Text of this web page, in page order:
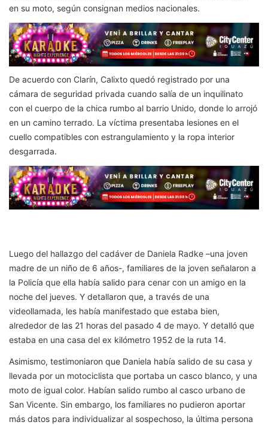
en su moto, según consignan medios nacionales.
De acuerdo con Clarín, Calixto quedó registrado por una
cámara de seguridad privada cuando salía de un inquilinato
con el cuerpo de la chica rumbo al barrio Unido, donde lo arrojó
en un camino terrado. La víctima presentaba lesiones en el
cuello compatibles con estrangulamiento y la ropa interior
desgarrada.
Luego del hallazgo del cadáver de Daniela Radke –una joven
madre de un niño de 6 años-, familiares de la joven señalaron a
la Policía que ella había salido para cenar con un amigo en la
noche del jueves. Y detallaron que, a través de una
videollamada, les había manifestado que estaba bien,
alrededor de las 21 horas del pasado 4 de mayo. Y detalló que
estaba en una casa del ex kilómetro 1952 de la ruta 14.
Asimismo, testimoniaron que Daniela había salido de su casa y
llevada por un motociclista que portaba un casco blanco, y una
moto de igual color. Habían salido rumbo al casco urbano de
San Vicente. Sin embargo, los familiares no pudieron aportar
más datos para individualizar al sospechoso, la última persona